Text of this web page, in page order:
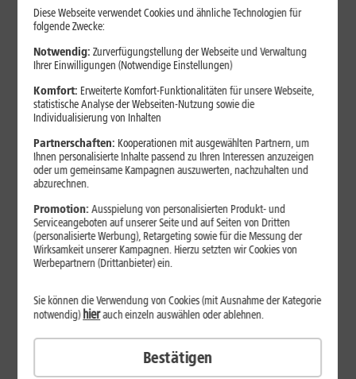
Unsere Top-Angebote
DAUERTIEFPREISE
DAUERHAFT
Inkl. 1&1 Daten-Flat M
Sofort lieferbar
Gerät wählen
Diese Webseite verwendet Cookies und ähnliche Technologien für
folgende Zwecke:
Notwendig: Zurverfügungstellung der Webseite und Verwaltung
Ihrer Einwilligungen (Notwendige Einstellungen)
Komfort: Erweiterte Komfort-Funktionalitäten für unsere Webseite,
statistische Analyse der Webseiten-Nutzung sowie die
Individualisierung von Inhalten
Partnerschaften: Kooperationen mit ausgewählten Partnern, um
Ihnen personalisierte Inhalte passend zu Ihren Interessen anzuzeigen
oder um gemeinsame Kampagnen auszuwerten, nachzuhalten und
abzurechnen.
Promotion:Ausspielung von personalisierten Produkt- und
Serviceangeboten auf unserer Seite und auf Seiten von Dritten
(personalisierte Werbung), Retargeting sowie für die Messung der
Wirksamkeit unserer Kampagnen. Hierzu setzten wir Cookies von
Werbepartnern (Drittanbieter) ein.
Sie können die Verwendung von Cookies (mit Ausnahme der Kategorie
notwendig)hierauch einzeln auswählen oder ablehnen.
Bestätigen